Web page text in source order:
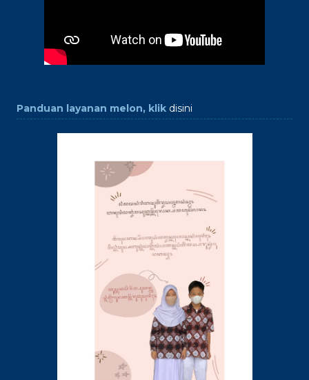
Panduan layanan melon, klik disini